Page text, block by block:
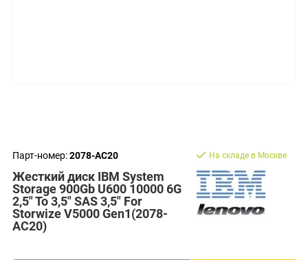
Парт-номер:2078-AC20
Жесткий диск IBM System
Storage 900Gb U600 10000 6G
2,5" To 3,5" SAS 3,5" For
Storwize V5000 Gen1(2078-
AC20)
На складе в Москве